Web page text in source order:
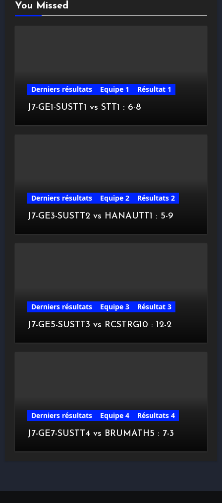
You Missed
Derniers résultats Equipe 1
Résultat 1
J7-GE1-SUSTT1 vs STT1 : 6-8
Derniers résultats Equipe 2
Résultats 2
J7-GE3-SUSTT2 vs HANAUTT1 : 5-9
Derniers résultats Equipe 3
Résultat 3
J7-GE5-SUSTT3 vs RCSTRG10 : 12-2
Derniers résultats Equipe 4
Résultats 4
J7-GE7-SUSTT4 vs BRUMATH5 : 7-3